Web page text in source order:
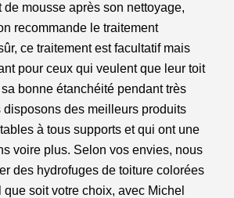
de mousse après son nettoyage,
recommande le traitement
ce traitement est facultatif mais
pour ceux qui veulent que leur toit
bonne étanchéité pendant très
disposons des meilleurs produits
à tous supports et qui ont une
voire plus. Selon vos envies, nous
des hydrofuges de toiture colorées
soit votre choix, avec Michel